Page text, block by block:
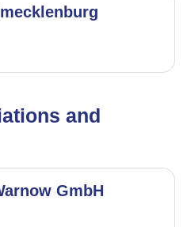
and
GmbH